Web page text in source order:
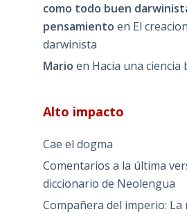
como todo buen
pensamiento en El
darwinista
Mario en Hacia una ciencia
Alto impacto
Cae el dogma
Comentarios a la última
diccionario de Neolengua
Compañera del imperio: La